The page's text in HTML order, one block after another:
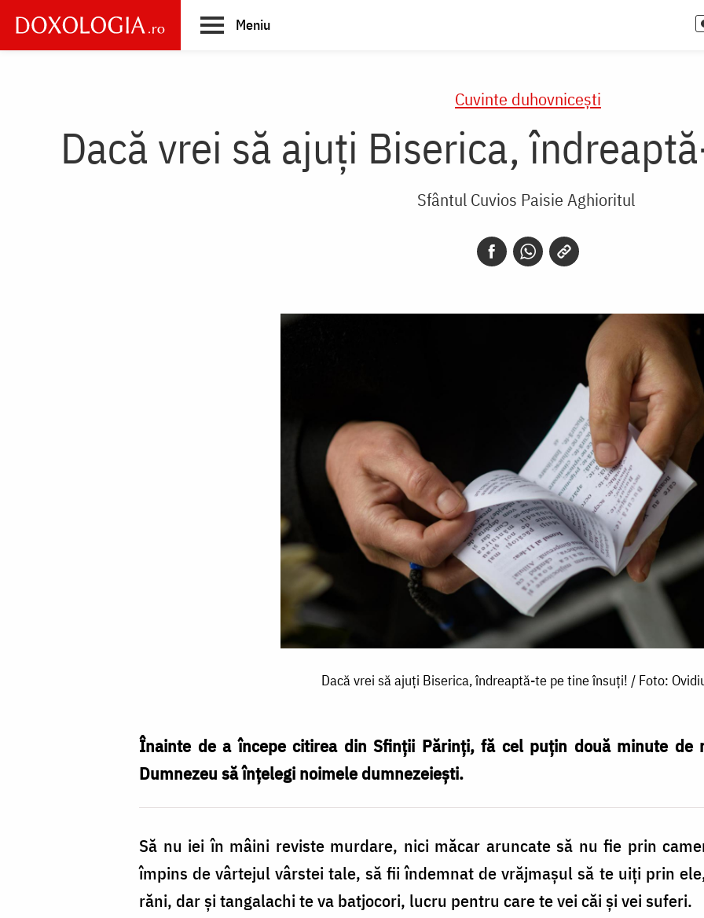
main
Meniu
Cuvinte duhovnicești
Dacă vrei să ajuți Biserica,
Sfântul Cuvios Paisie Aghioritul
Dacă vrei să ajuți Biserica, îndreaptă-te pe tine însuți! / Foto:
Înainte de a începe citirea din Sfinții Părinți, fă cel puțin două minute de
Dumnezeu să înțelegi noimele dumnezeiești.
Să nu iei în mâini reviste murdare, nici măcar aruncate să nu fie prin
împins de vârtejul vârstei tale, să fii îndemnat de vrăjmaşul să te uiţi prin
răni, dar şi tangalachi te va batjocori, lucru pentru care te vei căi şi vei suferi.